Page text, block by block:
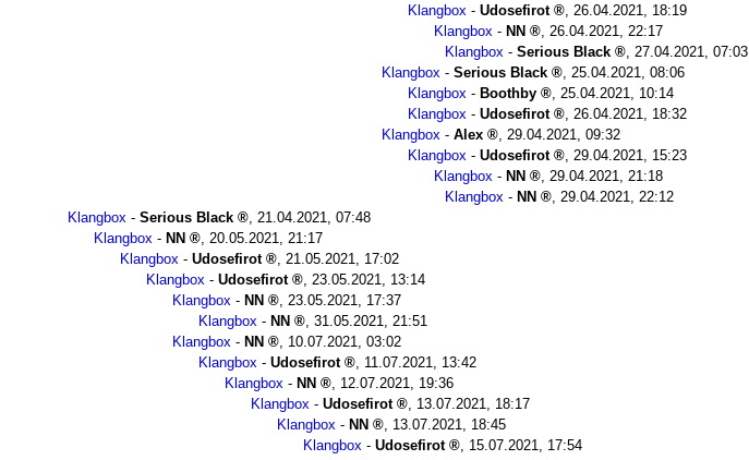
Klangbox - Udosefirot , 26.04.2021, 18:19
Klangbox - NN , 26.04.2021, 22:17
Klangbox - Serious Black , 27.04.2021, 07:03
Klangbox - Serious Black , 25.04.2021, 08:06
Klangbox - Boothby , 25.04.2021, 10:14
Klangbox - Udosefirot , 26.04.2021, 18:32
Klangbox - Alex , 29.04.2021, 09:32
Klangbox - Udosefirot , 29.04.2021, 15:23
Klangbox - NN , 29.04.2021, 21:18
Klangbox - NN , 29.04.2021, 22:12
Klangbox - Serious Black , 21.04.2021, 07:48
Klangbox - NN , 20.05.2021, 21:17
Klangbox - Udosefirot , 21.05.2021, 17:02
Klangbox - Udosefirot , 23.05.2021, 13:14
Klangbox - NN , 23.05.2021, 17:37
Klangbox - NN , 31.05.2021, 21:51
Klangbox - NN , 10.07.2021, 03:02
Klangbox - Udosefirot , 11.07.2021, 13:42
Klangbox - NN , 12.07.2021, 19:36
Klangbox - Udosefirot , 13.07.2021, 18:17
Klangbox - NN , 13.07.2021, 18:45
Klangbox - Udosefirot , 15.07.2021, 17:54